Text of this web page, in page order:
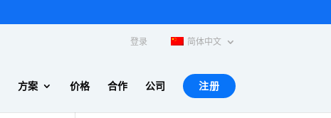
登录 简体中文
方案 价格 合作 公司 注册